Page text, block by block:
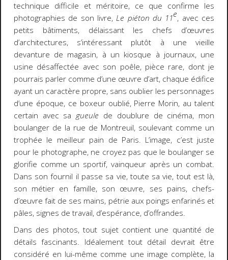
technique difficile et méritoire, ce que confirme les
photographies de son livre,Le piéton du 11e, avec ces
petits bâtiments, délaissant les chefs d’œuvres
d’architectures, s’intéressant plutôt à une vieille
devanture de magasin, à un kiosque à journaux, une
usine désaffectée avec son poêle, pièce rare, dont je
pourrais parler comme d’une œuvre d’art, chaque édifice
ayant un caractère propre, sans oublier les personnages
d’une époque, ce boxeur oublié, Pierre Morin, au talent
certain avec sagueule de doublure de cinéma, mon
boulanger de la rue de Montreuil, soulevant comme un
trophée le meilleur pain de Paris. L’image, c’est juste
pour le photographe, ne croyez pas que le boulanger se
glorifie comme un sportif, vainqueur après un combat.
Dans son fournil il passe sa vie, toute sa vie, tout est là,
son métier en famille, son œuvre, ses pains, chefs-
d’œuvre fait de ses mains, pétrie aux poings enfarinés et
pâles, signes de travail, d’espérance, d’offrandes.
Dans des photos, tout sujet contient une quantité de
détails fascinants. Idéalement tout détail devrait être
considéré en lui-même comme une image complète, la